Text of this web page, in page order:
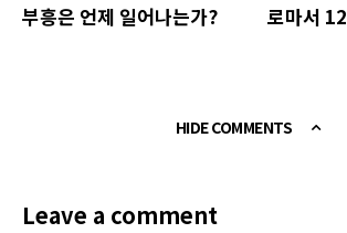
부흥은 언제 일어나는가?
로마서
HIDE COMMENTS
Leave a comment